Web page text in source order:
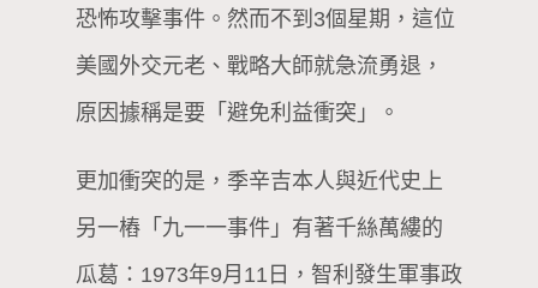
恐怖攻擊事件。然而不到3個星期，這位
美國外交元老、戰略大師就急流勇退，
原因據稱是要「避免利益衝突」。
更加衝突的是，季辛吉本人與近代史上
另一樁「九一一事件」有著千絲萬縷的
瓜葛：1973年9月11日，智利發生軍事政